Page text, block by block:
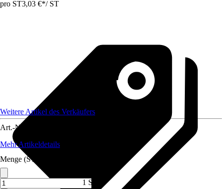
pro ST3,03 €*/ ST
Weitere Artikel des Verkäufers
Art.-Nr.
Mehr Artikeldetails
Menge (ST)
1 ST